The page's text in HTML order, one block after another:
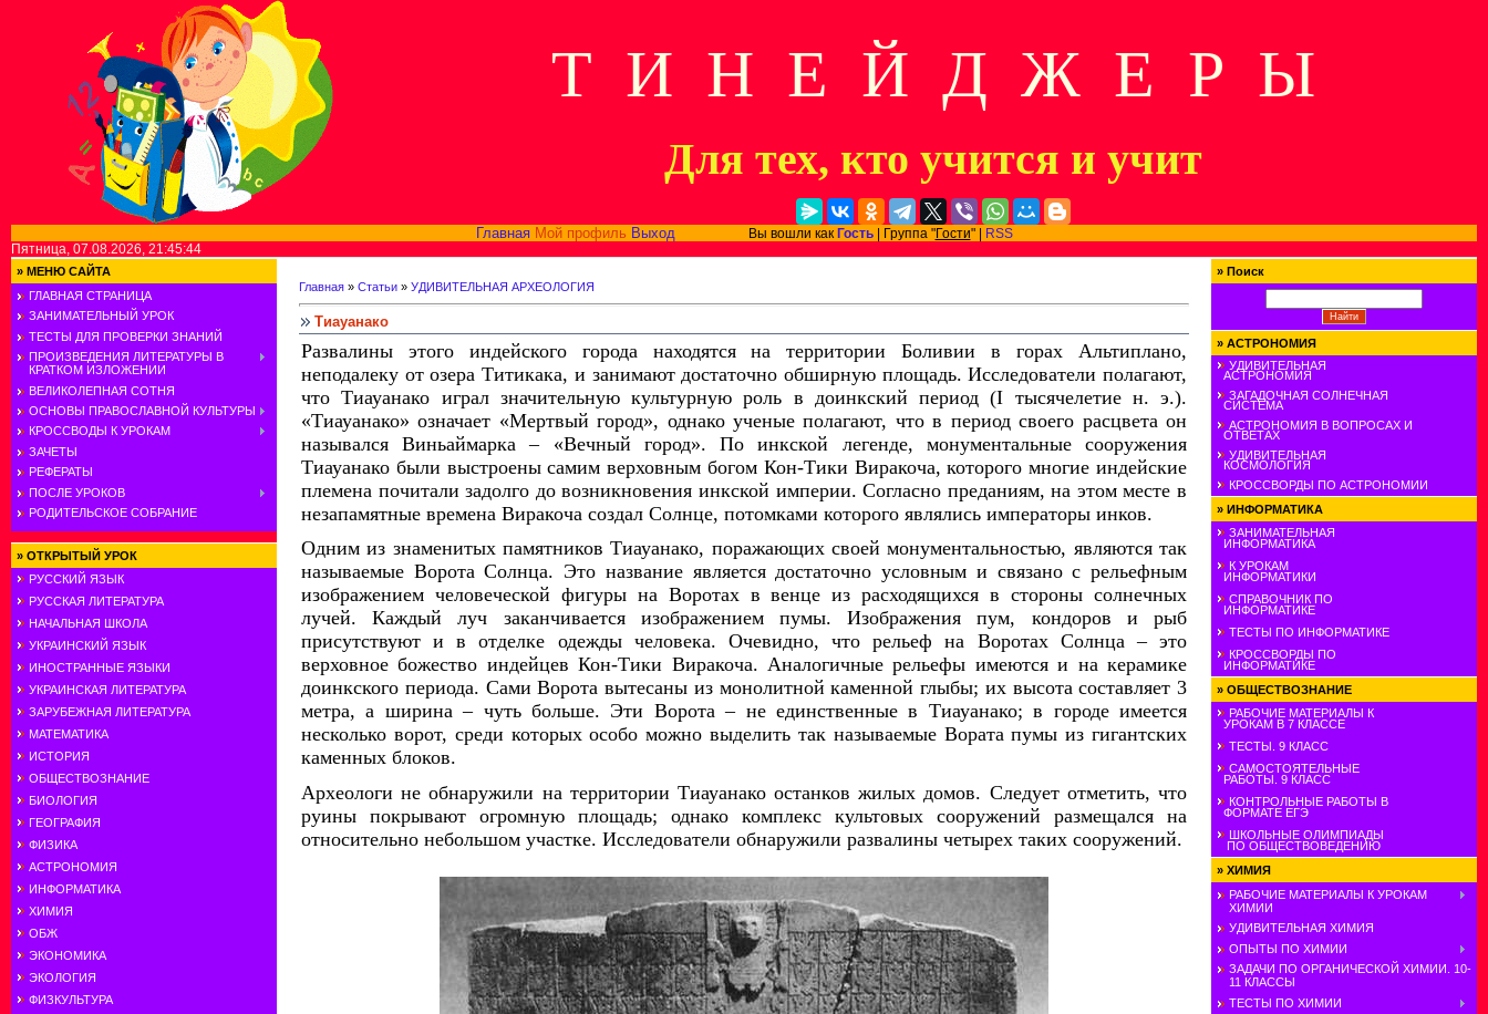
Т И Н Е Й Д Ж Е Р Ы
Для тех, кто учится и учит
Главная Мой профиль ВыходВы вошли как Гость| Группа "Гости" |
RSS
Пятница, 07.08.2026, 21:45:44
» МЕНЮ САЙТА
ГЛАВНАЯ СТРАНИЦА
ЗАНИМАТЕЛЬНЫЙ УРОК
ТЕСТЫ ДЛЯ ПРОВЕРКИ ЗНАНИЙ
ПРОИЗВЕДЕНИЯ ЛИТЕРАТУРЫ В
КРАТКОМ ИЗЛОЖЕНИИ
ВЕЛИКОЛЕПНАЯ СОТНЯ
ОСНОВЫ ПРАВОСЛАВНОЙ КУЛЬТУРЫ
КРОССВОДЫ К УРОКАМ
ЗАЧЕТЫ
РЕФЕРАТЫ
ПОСЛЕ УРОКОВ
РОДИТЕЛЬСКОЕ СОБРАНИЕ
» ОТКРЫТЫЙ УРОК
РУССКИЙ ЯЗЫК
РУССКАЯ ЛИТЕРАТУРА
НАЧАЛЬНАЯ ШКОЛА
УКРАИНСКИЙ ЯЗЫК
ИНОСТРАННЫЕ ЯЗЫКИ
УКРАИНСКАЯ ЛИТЕРАТУРА
ЗАРУБЕЖНАЯ ЛИТЕРАТУРА
МАТЕМАТИКА
ИСТОРИЯ
ОБЩЕСТВОЗНАНИЕ
БИОЛОГИЯ
ГЕОГРАФИЯ
ФИЗИКА
АСТРОНОМИЯ
ИНФОРМАТИКА
ХИМИЯ
ОБЖ
ЭКОНОМИКА
ЭКОЛОГИЯ
ФИЗКУЛЬТУРА
Главная » Статьи » УДИВИТЕЛЬНАЯ АРХЕОЛОГИЯ
Тиауанако
Развалины этого индейского города находятся на территории Боливии в горах Альтиплано,
неподалеку от озера Титикака, и занимают достаточно обширную площадь. Исследователи полагают,
что Тиауанако играл значительную культурную роль в доинкский период (I тысячелетие н. э.).
«Тиауанако» означает «Мертвый город», однако ученые полагают, что в период своего расцвета он
назывался Виньаймарка – «Вечный город». По инкской легенде, монументальные сооружения
Тиауанако были выстроены самим верховным богом Кон-Тики Виракоча, которого многие индейские
племена почитали задолго до возникновения инкской империи. Согласно преданиям, на этом месте в
незапамятные времена Виракоча создал Солнце, потомками которого являлись императоры инков.
Одним из знаменитых памятников Тиауанако, поражающих своей монументальностью, являются так
называемые Ворота Солнца. Это название является достаточно условным и связано с рельефным
изображением человеческой фигуры на Воротах в венце из расходящихся в стороны солнечных
лучей. Каждый луч заканчивается изображением пумы. Изображения пум, кондоров и рыб
присутствуют и в отделке одежды человека. Очевидно, что рельеф на Воротах Солнца – это
верховное божество индейцев Кон-Тики Виракоча. Аналогичные рельефы имеются и на керамике
доинкского периода. Сами Ворота вытесаны из монолитной каменной глыбы; их высота составляет 3
метра, а ширина – чуть больше. Эти Ворота – не единственные в Тиауанако; в городе имеется
несколько ворот, среди которых особо можно выделить так называемые Вората пумы из гигантских
каменных блоков.
Археологи не обнаружили на территории Тиауанако останков жилых домов. Следует отметить, что
руины покрывают огромную площадь; однако комплекс культовых сооружений размещался на
относительно небольшом участке. Исследователи обнаружили развалины четырех таких сооружений.
» Поиск
» АСТРОНОМИЯ
УДИВИТЕЛЬНАЯ
АСТРОНОМИЯ
ЗАГАДОЧНАЯ СОЛНЕЧНАЯ
СИСТЕМА
АСТРОНОМИЯ В ВОПРОСАХ И
ОТВЕТАХ
УДИВИТЕЛЬНАЯ
КОСМОЛОГИЯ
КРОССВОРДЫ ПО АСТРОНОМИИ
» ИНФОРМАТИКА
ЗАНИМАТЕЛЬНАЯ
ИНФОРМАТИКА
К УРОКАМ
ИНФОРМАТИКИ
СПРАВОЧНИК ПО
ИНФОРМАТИКЕ
ТЕСТЫ ПО ИНФОРМАТИКЕ
КРОССВОРДЫ ПО
ИНФОРМАТИКЕ
» ОБЩЕСТВОЗНАНИЕ
РАБОЧИЕ МАТЕРИАЛЫ К
УРОКАМ В 7 КЛАССЕ
ТЕСТЫ. 9 КЛАСС
САМОСТОЯТЕЛЬНЫЕ
РАБОТЫ. 9 КЛАСС
КОНТРОЛЬНЫЕ РАБОТЫ В
ФОРМАТЕ ЕГЭ
ШКОЛЬНЫЕ ОЛИМПИАДЫ
ПО ОБЩЕСТВОВЕДЕНИЮ
» ХИМИЯ
РАБОЧИЕ МАТЕРИАЛЫ К УРОКАМ
ХИМИИ
УДИВИТЕЛЬНАЯ ХИМИЯ
ОПЫТЫ ПО ХИМИИ
ЗАДАЧИ ПО ОРГАНИЧЕСКОЙ ХИМИИ. 10-
11 КЛАССЫ
ТЕСТЫ ПО ХИМИИ